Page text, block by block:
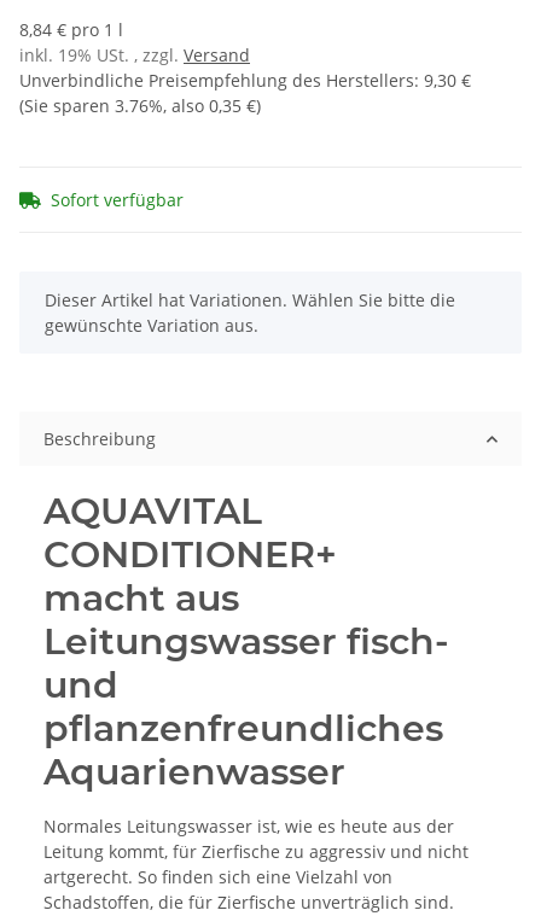
8,84 € pro 1 l
inkl. 19% USt. , zzgl. Versand
Unverbindliche Preisempfehlung des Herstellers: 9,30 €
(Sie sparen 3.76%, also 0,35 €)
Sofort verfügbar
x
Dieser Artikel hat Variationen. Wählen Sie bitte die
gewünschte Variation aus.
Beschreibung
AQUAVITAL
CONDITIONER+
macht aus
Leitungswasser fisch-
und
pflanzenfreundliches
Aquarienwasser
Normales Leitungswasser ist, wie es heute aus der
Leitung kommt, für Zierfische zu aggressiv und nicht
artgerecht. So finden sich eine Vielzahl von
Schadstoffen, die für Zierfische unverträglich sind.